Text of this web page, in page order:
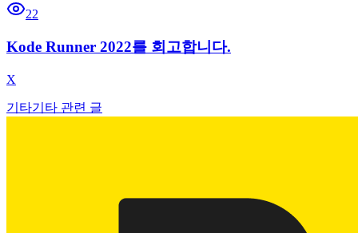
22
Kode Runner 2022를 회고합니다.
X
기타기타 관련 글